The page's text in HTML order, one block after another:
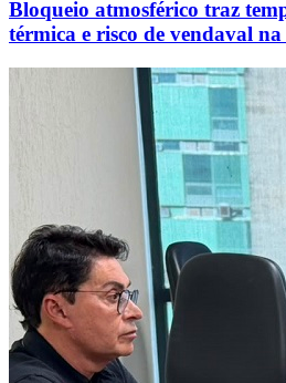
Bloqueio atmosférico traz
térmica e risco de vendaval